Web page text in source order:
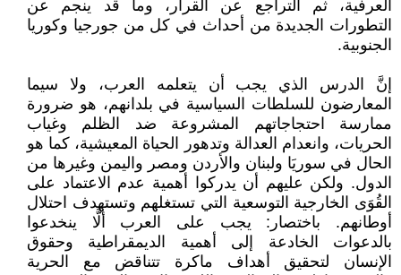
العرفية، ثم التراجع عن القرار، وما قد ينجم عن
التطورات الجديدة من أحداث في كل من جورجيا وكوريا
الجنوبية.
إنَّ الدرس الذي يجب أن يتعلمه العرب، ولا سيما
المعارضون للسلطات السياسية في بلدانهم، هو ضرورة
ممارسة احتجاجاتهم المشروعة ضد الظلم وغياب
الحريات، وانعدام العدالة وتدهور الحياة المعيشية، كما هو
الحال في سوريَا ولبنان والأردن ومصر واليمن وغيرها من
الدول. ولكن عليهم أن يدركوا أهمية عدم الاعتماد على
القُوَى الخارجية التوسعية التي تستغلهم وتستهدف احتلال
أوطانهم. باختصار: يجب على العرب ألَّا ينخدعوا
بالدعوات الخادعة إلى أهمية الديمقراطية وحقوق
الإنسان لتحقيق أهداف ماكرة تتناقض مع الحرية